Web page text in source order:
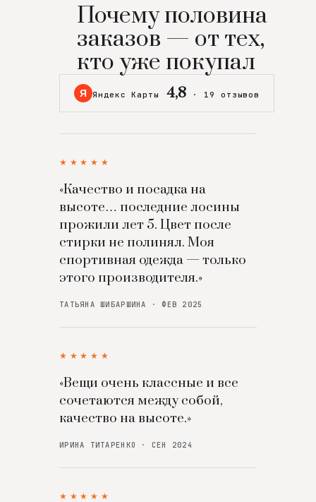
Почему половина
заказов — от тех,
кто уже покупал
Я Яндекс Карты 4,8 · 19 отзывов
★★★★★
«Качество и посадка на
высоте… последние лосины
прожили лет 5. Цвет после
стирки не полинял. Моя
спортивная одежда — только
этого производителя.»
ТАТЬЯНА ШИБАРШИНА · ФЕВ 2025
★★★★★
«Вещи очень классные и все
сочетаются между собой,
качество на высоте.»
ИРИНА ТИТАРЕНКО · СЕН 2024
★★★★★